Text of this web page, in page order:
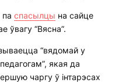
спасылцы на сайце
ўвагу “Вясна”.
“вядомай у
якая да
чаргу ў інтарэсах